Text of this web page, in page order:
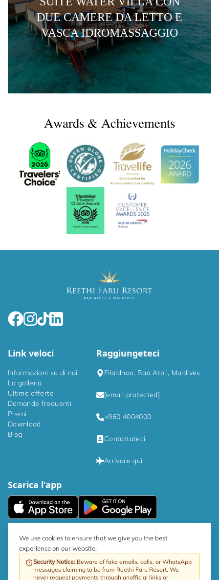
DUE CAMERE DA LETTO E
VASCA IDROMASSAGGIO
Awards & Achievements
Link veloci
Informazioni su di noi
La galleria
Ultime offerte
Domande frequenti
Premi
Download
Blog
Raggiungeteci
Filaidhoo, Raa Atoll, Maldives
[email protected]
+960 4004000
Contattateci
Arrivare qui
Scarica l'app
Come da direttiva governativa, l'aliquota GST sul turismo è ora del 17%.
Diritto d'autore © 2026 Reethi Faru RicorrereWeb di ProfitableRooms
We use cookies to ensure that we give you the best
experience on our website.
Security Notice: Beware of fake emails, calls, or WhatsApp
messages claiming to be from Reethi Faru Resort. We
never request payments through unofficial links or